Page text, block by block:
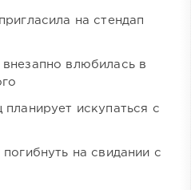
на стендап
влюбилась в
искупаться с
на свидании с